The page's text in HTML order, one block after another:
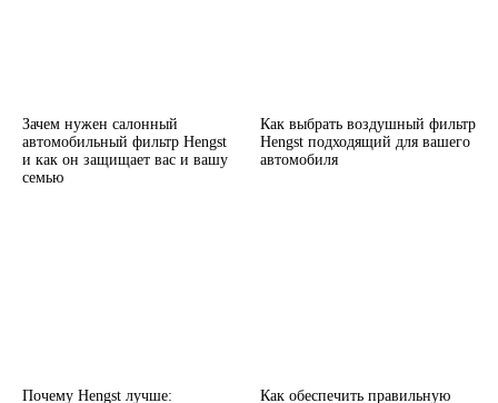
Зачем нужен салонный
автомобильный фильтр Hengst
и как он защищает вас и вашу
семью
Как выбрать воздушный фильтр
Hengst подходящий для вашего
автомобиля
Почему Hengst лучше: Как обеспечить правильную